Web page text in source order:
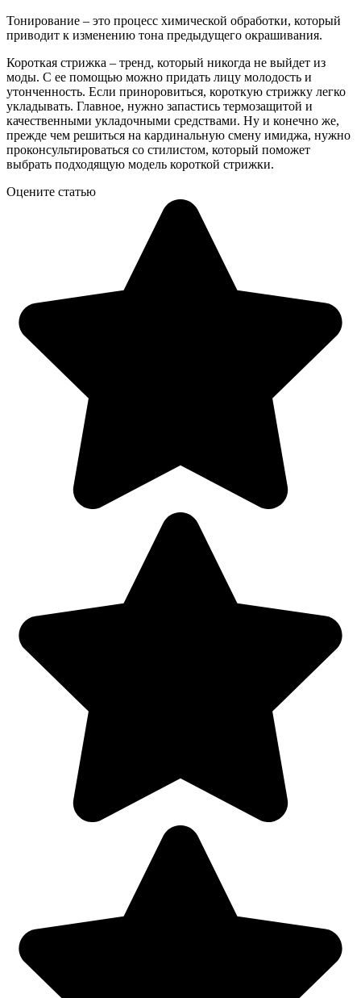
Тонирование – это процесс химической обработки, который
приводит к изменению тона предыдущего окрашивания.
Короткая стрижка – тренд, который никогда не выйдет из
моды. С ее помощью можно придать лицу молодость и
утонченность. Если приноровиться, короткую стрижку легко
укладывать. Главное, нужно запастись термозащитой и
качественными укладочными средствами. Ну и конечно же,
прежде чем решиться на кардинальную смену имиджа, нужно
проконсультироваться со стилистом, который поможет
выбрать подходящую модель короткой стрижки.
Оцените статью